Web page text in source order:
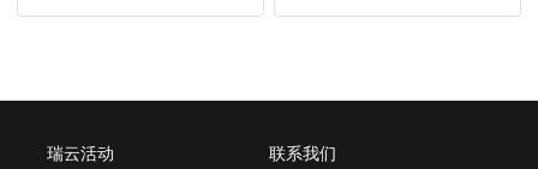
瑞云活动 联系我们